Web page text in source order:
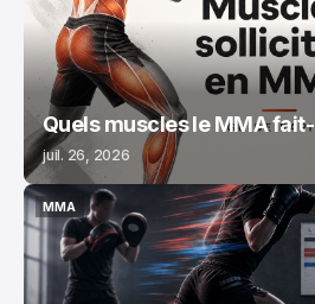
Quels muscles le MMA
juil. 26, 2026
MMA
MMA